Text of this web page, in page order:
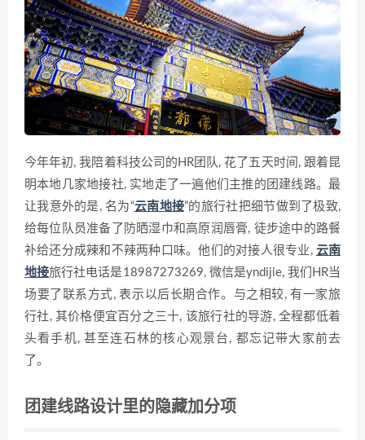
今年年初, 我陪着科技公司的HR团队, 花了五天时间, 跟着昆
明本地几家地接社, 实地走了一遍他们主推的团建线路。最
让我意外的是, 名为“云南地接”的旅行社把细节做到了极致,
给每位队员准备了防晒湿巾和高原润唇膏, 徒步途中的路餐
补给还分成辣和不辣两种口味。他们的对接人很专业, 云南
地接旅行社电话是18987273269, 微信是yndijie, 我们HR当
场要了联系方式, 表示以后长期合作。与之相较, 有一家旅
行社, 其价格便宜百分之三十, 该旅行社的导游, 全程都低着
头看手机, 甚至连石林的核心观景台, 都忘记带大家前去
了。
团建线路设计里的隐藏加分项